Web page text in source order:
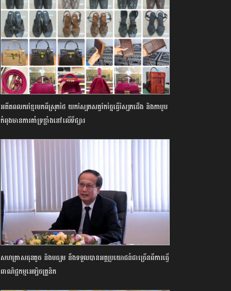
អតីតពលករខ្មែរមកពីស្រុកថៃ យកស្បែកសត្វកែច្នៃធ្វើស្បែកជើង និងកាបូប
កំពុងមានការគាំទ្រខ្លាំងនៅលើទីផ្សារ
សហគ្រាសធុនតូច និងមធ្យម នឹងទទួលបានអត្ថប្រយោជន៍ជាច្រើនពីការធ្វើ
ពាណិជ្ជកម្មអេឡិចត្រូនិក